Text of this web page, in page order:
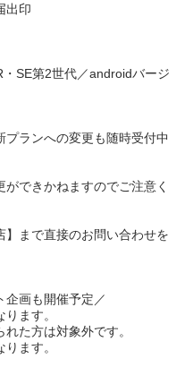
出印
・SE第2世代／androidバージ
ランへの変更も随時受付中
できかねますのでご注意く
】まで直接のお問い合わせを
企画も開催予定／
ます。
た方は対象外です。
ます。